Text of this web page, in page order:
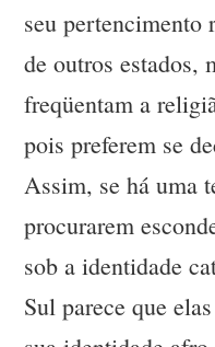
seu pertencimento
de outros estados,
freqüentam a
pois preferem se
Assim, se há uma
procurarem
sob a identidade
Sul parece que